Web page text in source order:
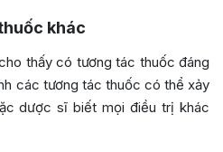
khác
thấy có tương tác thuốc đáng
các tương tác thuốc có thể xảy
dược sĩ biết mọi điều trị khác